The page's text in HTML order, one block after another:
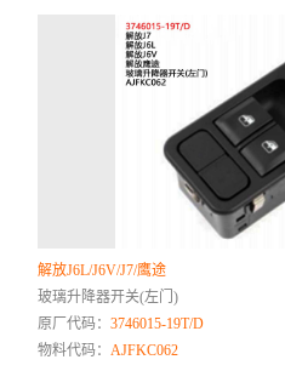
解放J6L/J6V/J7/鹰途
玻璃升降器开关(左门)
原厂代码：3746015-19T/D
物料代码： AJFKC062